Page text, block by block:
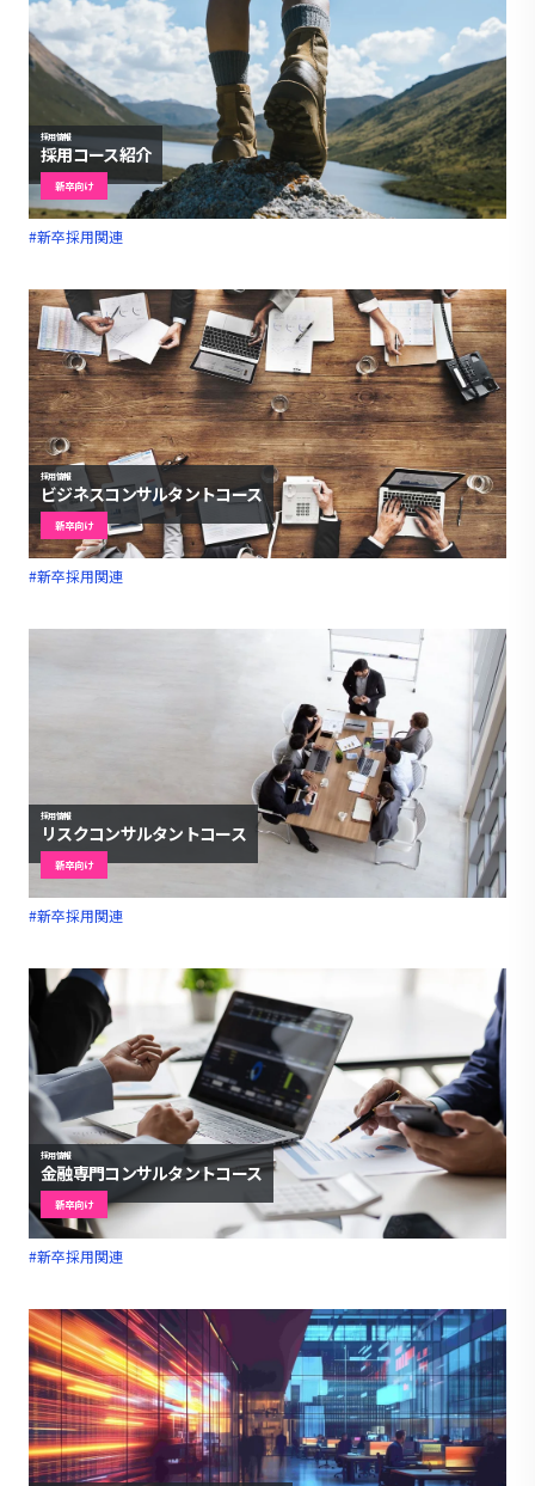
採用情報
採用コース紹介
新卒向け
#新卒採用関連
採用情報
ビジネスコンサルタントコース
新卒向け
#新卒採用関連
採用情報
リスクコンサルタントコース
新卒向け
#新卒採用関連
採用情報
金融専門コンサルタントコース
新卒向け
#新卒採用関連